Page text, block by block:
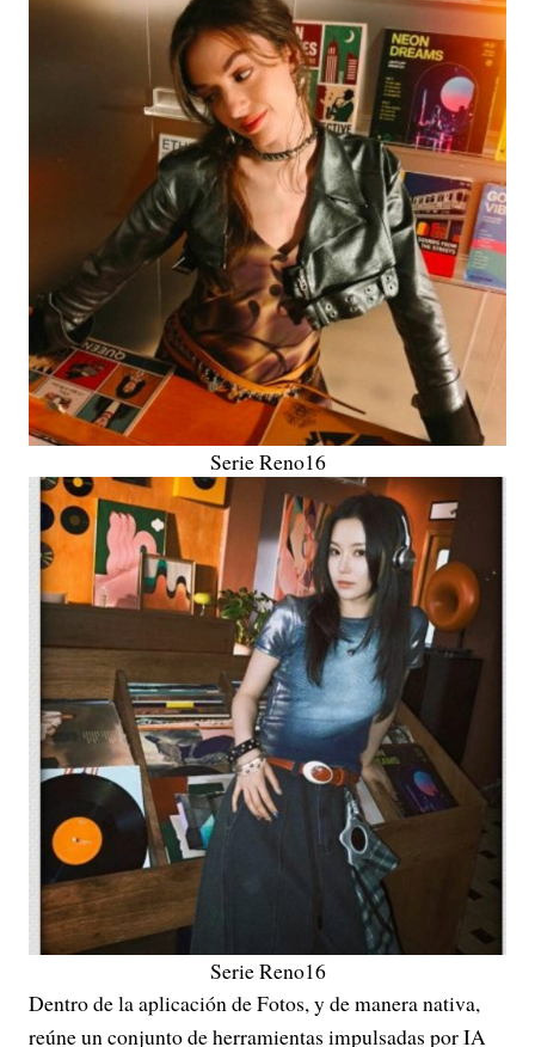
Serie Reno16
Serie Reno16
Dentro de la aplicación de Fotos, y de manera nativa,
reúne un conjunto de herramientas impulsadas por IA